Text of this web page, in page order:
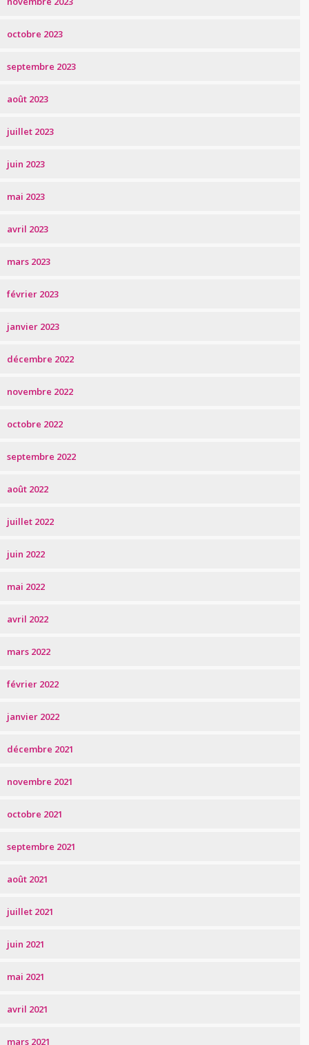
octobre 2023
septembre 2023
août 2023
juillet 2023
juin 2023
mai 2023
avril 2023
mars 2023
février 2023
janvier 2023
décembre 2022
novembre 2022
octobre 2022
septembre 2022
août 2022
juillet 2022
juin 2022
mai 2022
avril 2022
mars 2022
février 2022
janvier 2022
décembre 2021
novembre 2021
octobre 2021
septembre 2021
août 2021
juillet 2021
juin 2021
mai 2021
avril 2021
mars 2021